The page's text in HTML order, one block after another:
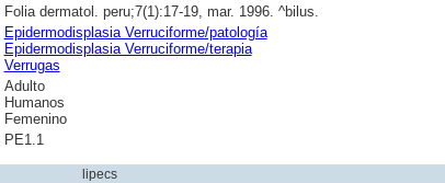
Folia dermatol. peru;7(1):17-19, mar. 1996. ^bilus.
Epidermodisplasia Verruciforme/patología
Epidermodisplasia Verruciforme/terapia
Verrugas
Adulto
Humanos
Femenino
PE1.1
lipecs